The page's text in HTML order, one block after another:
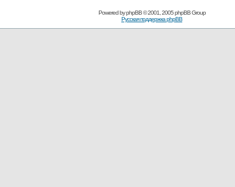
Powered byphpBB© 2001, 2005 phpBB Group
Русская поддержка phpBB